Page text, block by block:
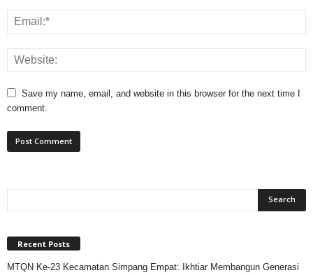
Save my name, email, and website in this browser for the next time I
comment.
Recent Posts
MTQN Ke-23 Kecamatan Simpang Empat: Ikhtiar Membangun Generasi